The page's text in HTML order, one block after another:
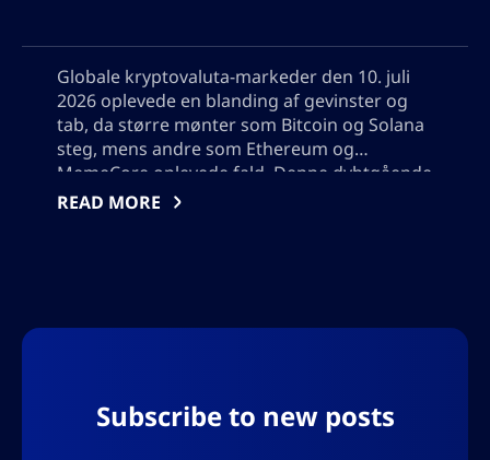
Globale kryptovaluta-markeder den 10. juli
2026 oplevede en blanding af gevinster og
tab, da større mønter som Bitcoin og Solana
steg, mens andre som Ethereum og
MemeCore oplevede fald. Denne dybtgående
analyse dækker bemærkelsesværdige
formatet.
READ MORE
Subscribe to new posts